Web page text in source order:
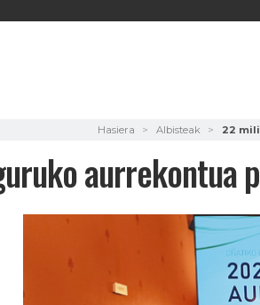
Hasiera Albisteak 22
aurrekontua